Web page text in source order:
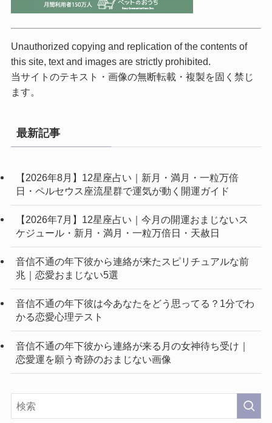
Unauthorized copying and replication of the contents of
this site, text and images are strictly prohibited.
当サイトのテキスト・画像の無断転載・複製を固く禁じ
ます。
最新記事
【2026年8月】12星座占い｜新月・満月・一粒万倍
日・ペルセウス座流星群で運気が動く開運ガイド
【2026年7月】12星座占い｜今月の開運おまじないス
ケジュール・新月・満月・一粒万倍日・天赦日
音信不通の年下彼から連絡が来たスピリチュアルな前
兆｜恋愛おまじない5選
音信不通の年下彼は今あなたをどう思ってる？1分でわ
かる恋愛心理テスト
音信不通の年下彼から連絡が来る月の女神待ち受け｜
恋愛運を願う奇跡のおまじない画像